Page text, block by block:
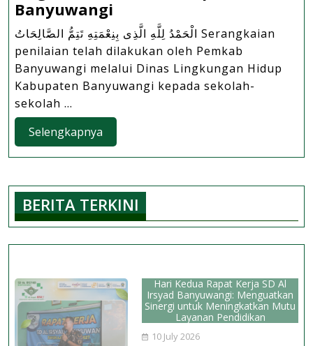
Banyuwangi
Sebagai
Sekolah
Adiwiyata
tahun
2024,
SD
Irsyad
Raih
3
Nilai
Terbaik
SD/SMP
se
Kabupaten
Banyuwangi
الْحَمْدُ لِلَّهِ الَّذِى بِنِعْمَتِهِ تَتِمُّ الصَّالِحَاتُ Serangkaian
penilaian telah dilakukan oleh Pemkab
Banyuwangi melalui Dinas Lingkungan Hidup
Kabupaten Banyuwangi kepada sekolah-
sekolah ...
Selengkapnya
BERITA TERKINI
Hari Kedua Rapat Kerja SD Al
Irsyad Banyuwangi: Menguatkan
Sinergi untuk Meningkatkan Mutu
Layanan Pendidikan
10 July 2026